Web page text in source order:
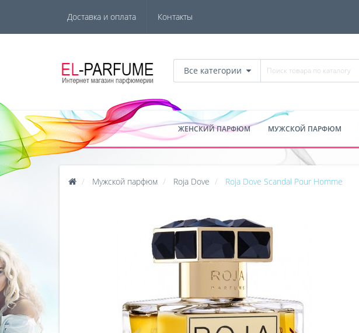
Доставка и оплата Контакты
Все категории
ЖЕНСКИЙ ПАРФЮМ МУЖСКОЙ ПАРФЮМ
Мужской парфюм Roja Dove Roja Dove Scandal Pour Homme